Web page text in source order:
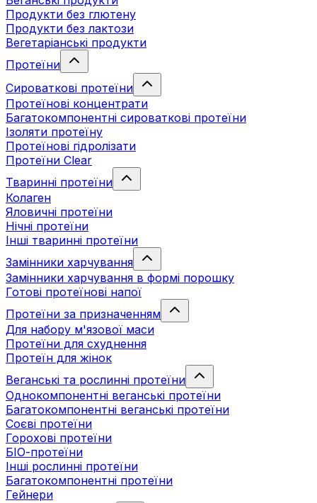
Продукти без глютену
Продукти без лактози
Вегетаріанські продукти
Протеїни
Сироваткові протеїни
Протеїнові концентрати
Багатокомпонентні сироваткові протеїни
Ізоляти протеїну
Протеїнові гідролізати
Протеїни Clear
Тваринні протеїни
Колаген
Яловичні протеїни
Нічні протеїни
Інші тваринні протеїни
Замінники харчування
Замінники харчування в формі порошку
Готові протеїнові напої
Протеїни за призначенням
Для набору м'язової маси
Протеїни для схуднення
Протеїн для жінок
Веганські та рослинні протеїни
Однокомпонентні веганські протеїни
Багатокомпонентні веганські протеїни
Cоєві протеїни
Горохові протеїни
БІО-протеїни
Інші рослинні протеїни
Багатокомпонентні протеїни
Гейнери